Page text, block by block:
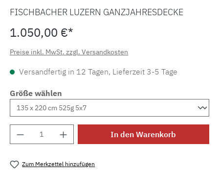
FISCHBACHER LUZERN GANZJAHRESDECKE
1.050,00 €*
Preise inkl. MwSt. zzgl. Versandkosten
Versandfertig in 12 Tagen, Lieferzeit 3-5 Tage
Größe wählen
Produkt Anzahl: Gib den gewünschten
In den Warenkorb
Zum Merkzettel hinzufügen